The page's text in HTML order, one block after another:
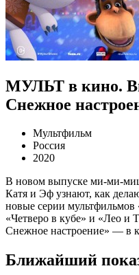
МУЛЬТ в кино.
Снежное
Мультфильм
Россия
2020
В новом выпуске ми-ми-
Катя и Эф узнают, как
новые серии
«Четверо в кубе» и «Лео
Снежное настроение» — в
Ближайший